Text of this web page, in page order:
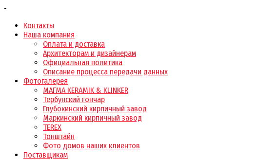
-
Контакты
Наша компания
Оплата и доставка
Архитекторам и дизайнерам
Официальная политика
Описание процесса передачи данных
Фотогалерея
МАГМА KERAMIK & KLINKER
Тербунский гончар
Глубокинский кирпичный завод
Маркинский кирпичный завод
TEREX
Тонштайн
Фото домов наших клиентов
Поставщикам